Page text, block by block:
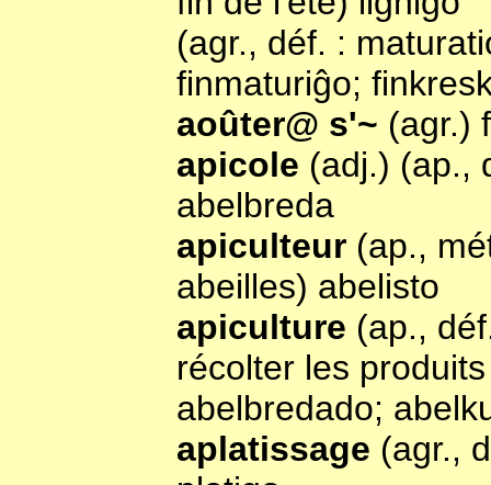
(agr., déf. :
finmaturiĝo;
aoûter@ s'~ (agr.)
apicole (adj.) (ap.,
abelbreda
apiculteur (ap.,
abeilles) abelisto
apiculture (ap.,
récolter les
abelbredado;
aplatissage (agr.,